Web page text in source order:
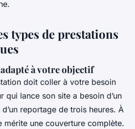
types de prestations
à votre objectif
doit coller à votre besoin
qui lance son site a besoin d’un
reportage de trois heures. À
mérite une couverture complète.